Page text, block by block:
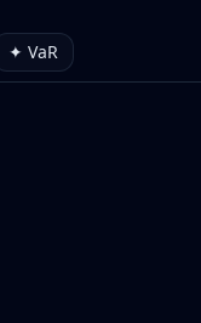
✦ VaR